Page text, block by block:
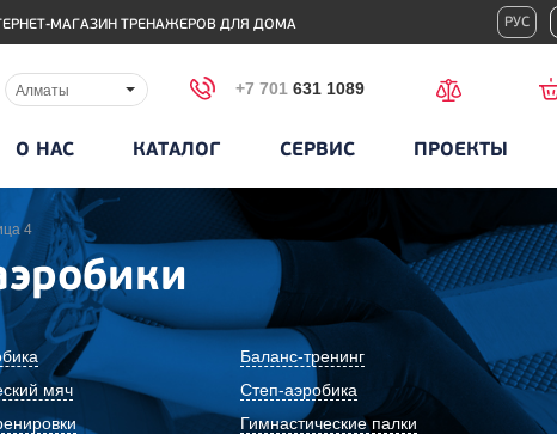
МАГАЗИН ТРЕНАЖЕРОВ ДЛЯ ДОМА РУС
Алматы +7 701 631 1089
О НАС КАТАЛОГ СЕРВИС ПРОЕКТЫ
4
Баланс-тренинг
мяч
Степ-аэробика
Гимнастические палки